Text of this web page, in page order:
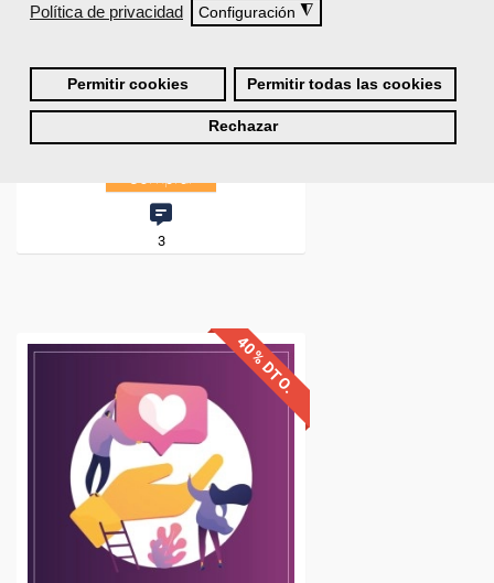
Política de privacidad
Configuración ◮
Permitir cookies Permitir todas las cookies
Rechazar